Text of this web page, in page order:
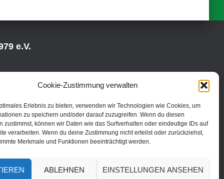
Cookie-Zustimmung verwalten
Erlebnis zu bieten, verwenden wir Technologien wie Cookies, um
zu speichern und/oder darauf zuzugreifen. Wenn du diesen
zustimmst, können wir Daten wie das Surfverhalten oder eindeutige IDs auf
verarbeiten. Wenn du deine Zustimmung nicht erteilst oder zurückziehst,
Merkmale und Funktionen beeinträchtigt werden.
ABLEHNEN EINSTELLUNGEN ANSEHEN
e.V.